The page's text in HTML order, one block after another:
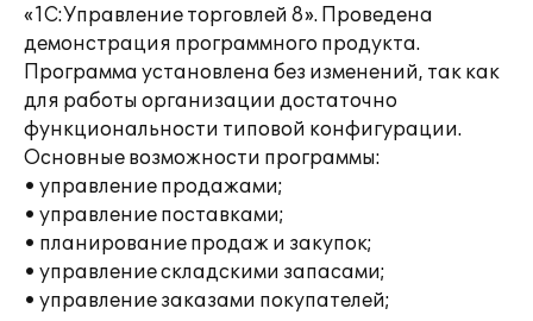
«1С:Управление торговлей 8». Проведена
демонстрация программного продукта.
Программа установлена без изменений, так как
для работы организации достаточно
функциональности типовой конфигурации.
Основные возможности программы:
• управление продажами;
• управление поставками;
• планирование продаж и закупок;
• управление складскими запасами;
• управление заказами покупателей;